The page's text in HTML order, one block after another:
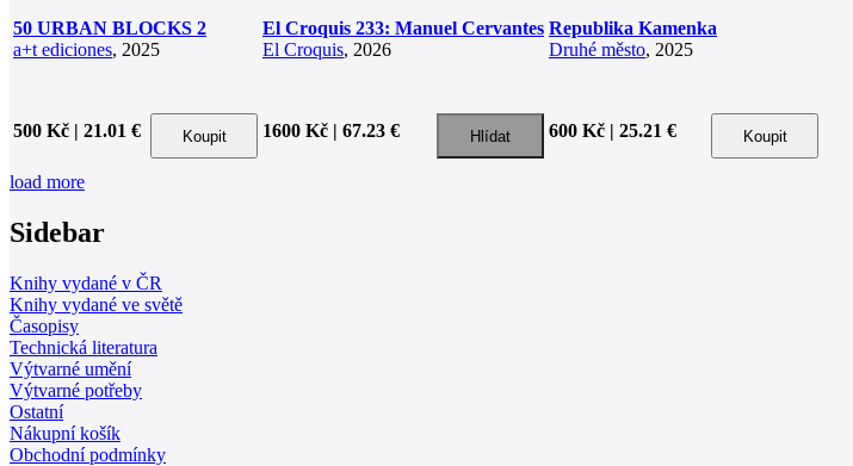
50 URBAN BLOCKS 2
a+t ediciones, 2025
500 Kč | 21.01 €
El Croquis 233: Manuel Cervantes
El Croquis, 2026
1600 Kč | 67.23 €
Republika Kamenka
Druhé město, 2025
600 Kč | 25.21 €
load more
Sidebar
Knihy vydané v ČR
Knihy vydané ve světě
Časopisy
Technická literatura
Výtvarné umění
Výtvarné potřeby
Ostatní
Nákupní košík
Obchodní podmínky